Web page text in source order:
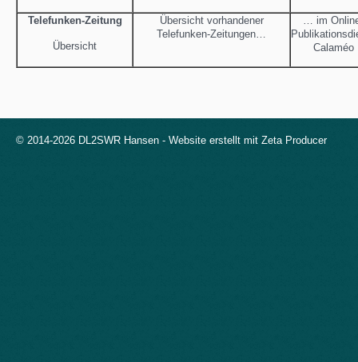
Telefunken-Zeitung
Übersicht
Übersicht vorhandener
Telefunken-Zeitungen…
… im
Calaméo
© 2014-2026 DL2SWR Hansen - Website erstellt mit Zeta Producer